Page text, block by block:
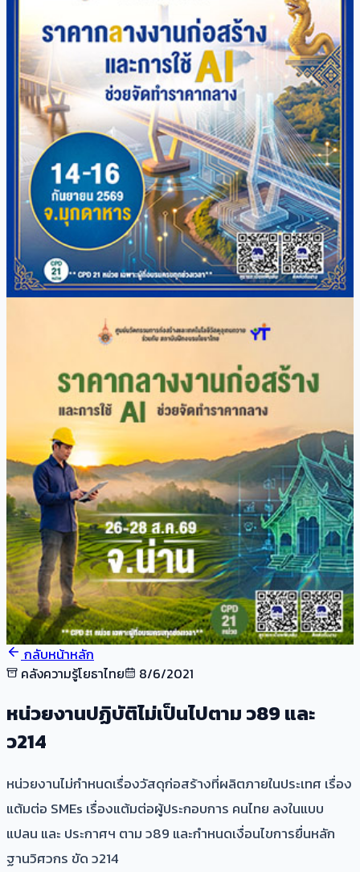
กลับหน้าหลัก
คลังความรู้โยธาไทย
8/6/2021
หน่วยงานปฏิบัติไม่เป็นไปตาม ว89 และ
ว214
หน่วยงานไม่กำหนดเรื่องวัสดุก่อสร้างที่ผลิตภายในประเทศ เรื่อง
แต้มต่อ SMEs เรื่องแต้มต่อผู้ประกอบการ คนไทย ลงในแบบ
แปลน และ ประกาศฯ ตาม ว89 และกำหนดเงื่อนไขการยื่นหลัก
ฐานวิศวกร ขัด ว214